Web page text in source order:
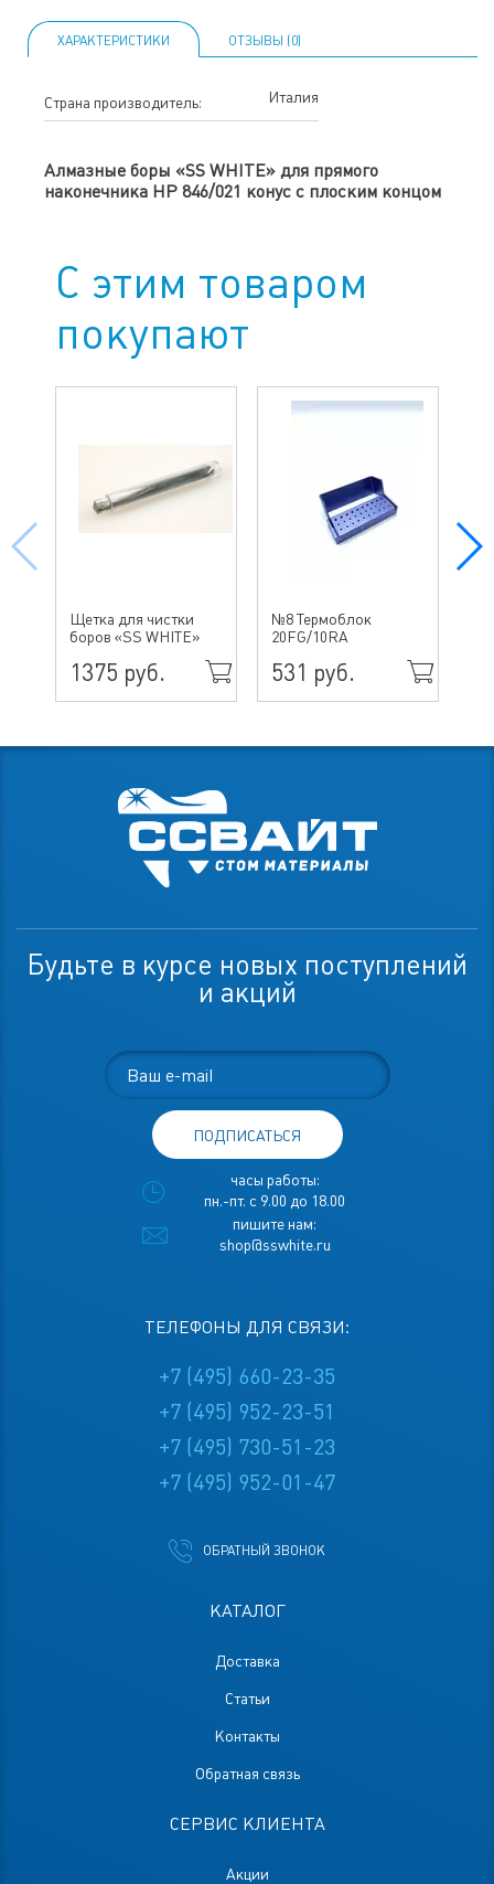
ХАРАКТЕРИСТИКИ ОТЗЫВЫ (0)
Страна производитель: Италия
Алмазные боры «SS WHITE» для прямого
наконечника HP 846/021 конус с плоским концом
С этим товаром
покупают
Щетка для чистки
боров «SS WHITE»
1375 руб.
№8 Термоблок
20FG/10RA
531 руб.
КАТАЛОГ
Доставка
Статьи
Контакты
Обратная связь
СЕРВИС КЛИЕНТА
Акции
Будьте в курсе новых поступлений
и акций
ПОДПИСАТЬСЯ
часы работы:
пн.-пт. с 9.00 до 18.00
пишите нам:
shop@sswhite.ru
ТЕЛЕФОНЫ ДЛЯ СВЯЗИ:
+7 (495) 660-23-35
+7 (495) 952-23-51
+7 (495) 730-51-23
+7 (495) 952-01-47
ОБРАТНЫЙ ЗВОНОК